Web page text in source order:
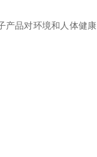
产品对环境和人体健康